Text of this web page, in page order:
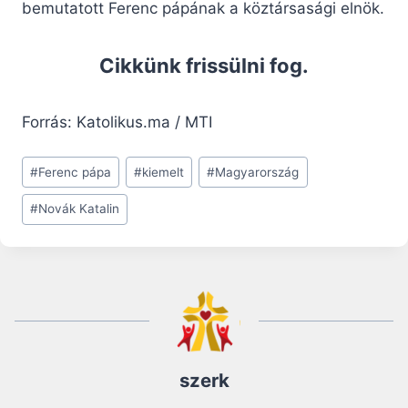
bemutatott Ferenc pápának a köztársasági elnök.
Cikkünk frissülni fog.
Forrás: Katolikus.ma / MTI
Post
Tags:
#Ferenc pápa #kiemelt #Magyarország
#Novák Katalin
szerk